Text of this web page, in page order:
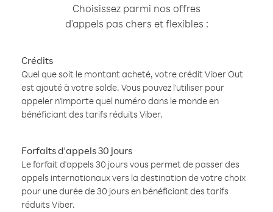
Choisissez parmi nos offres
d'appels pas chers et flexibles :
Crédits
Quel que soit le montant acheté, votre crédit Viber Out
est ajouté à votre solde. Vous pouvez l'utiliser pour
appeler n'importe quel numéro dans le monde en
bénéficiant des tarifs réduits Viber.
Forfaits d'appels 30 jours
Le forfait d'appels 30 jours vous permet de passer des
appels internationaux vers la destination de votre choix
pour une durée de 30 jours en bénéficiant des tarifs
réduits Viber.